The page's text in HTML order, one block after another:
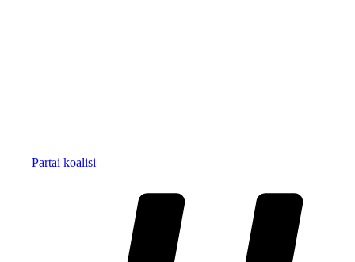
Partai koalisi